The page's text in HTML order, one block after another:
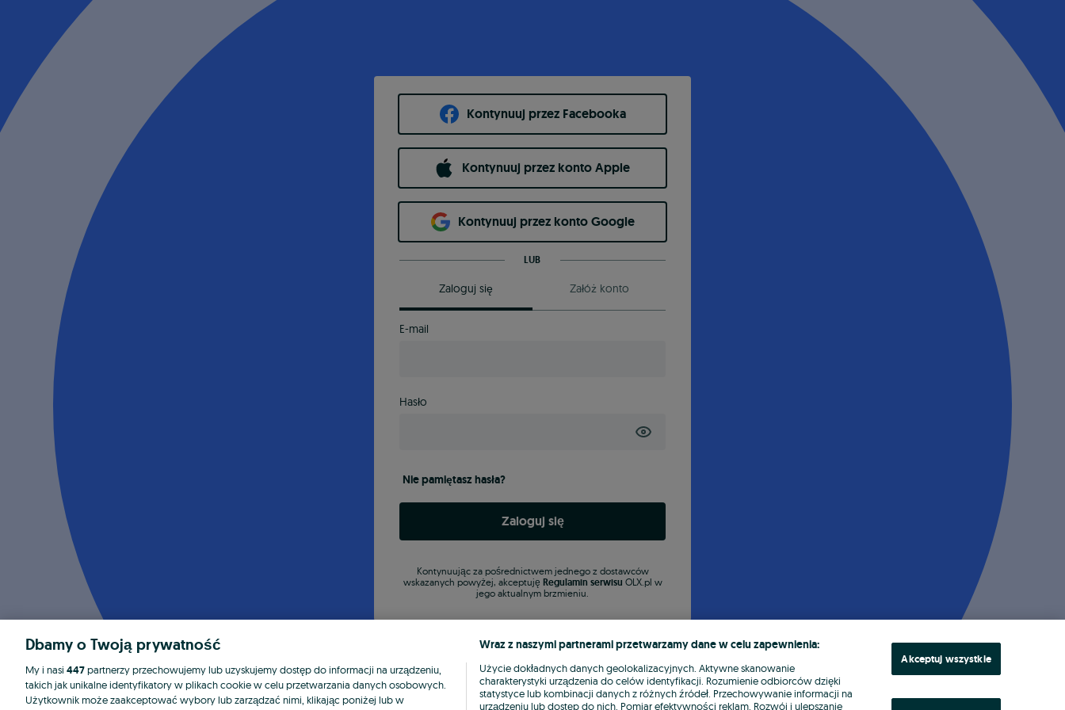
Kontynuuj przez Facebooka
Kontynuuj przez konto Apple
Kontynuuj przez konto Google
LUB
Zaloguj się Załóż konto
E-mail
Hasło
Nie pamiętasz hasła?
Zaloguj się
Kontynuując za pośrednictwem jednego z dostawców
wskazanych powyżej, akceptuję Regulamin serwisu OLX.pl w
jego aktualnym brzmieniu.
Dbamy o Twoją prywatność
My i nasi 447partnerzy przechowujemy lub uzyskujemy dostęp do informacji na urządzeniu,
takich jak unikalne identyfikatory w plikach cookie w celu przetwarzania danych osobowych.
Użytkownik może zaakceptować wybory lub zarządzać nimi, klikając poniżej lub w
Wraz z naszymi partnerami przetwarzamy dane w celu zapewnienia:
Użycie dokładnych danych geolokalizacyjnych. Aktywne skanowanie
charakterystyki urządzenia do celów identyfikacji. Rozumienie odbiorców dzięki
statystyce lub kombinacji danych z różnych źródeł. Przechowywanie informacji na
urządzeniu lub dostęp do nich. Pomiar efektywności reklam. Rozwój i ulepszanie
Akceptuj wszystkie